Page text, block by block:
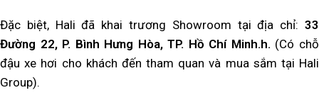
Đặc biệt, Hali đã khai trương Showroom tại địa chỉ: 33
Đường 22, P. Bình Hưng Hòa, TP. Hồ Chí Minh.h. (Có chỗ
đậu xe hơi cho khách đến tham quan và mua sắm tại Hali
Group).